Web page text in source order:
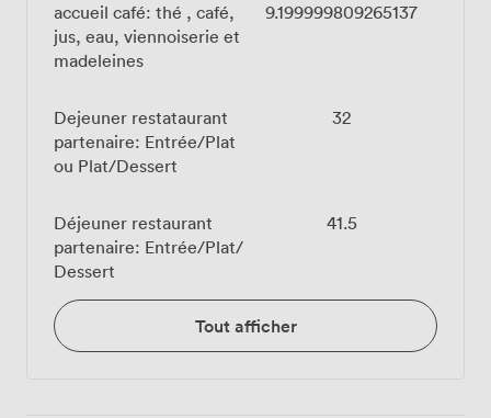
accueil café: thé , café,
jus, eau, viennoiserie et
madeleines
9.199999809265137
Dejeuner restataurant
partenaire: Entrée/Plat
ou Plat/Dessert
32
Déjeuner restaurant
partenaire: Entrée/Plat/
Dessert
41.5
Tout afficher